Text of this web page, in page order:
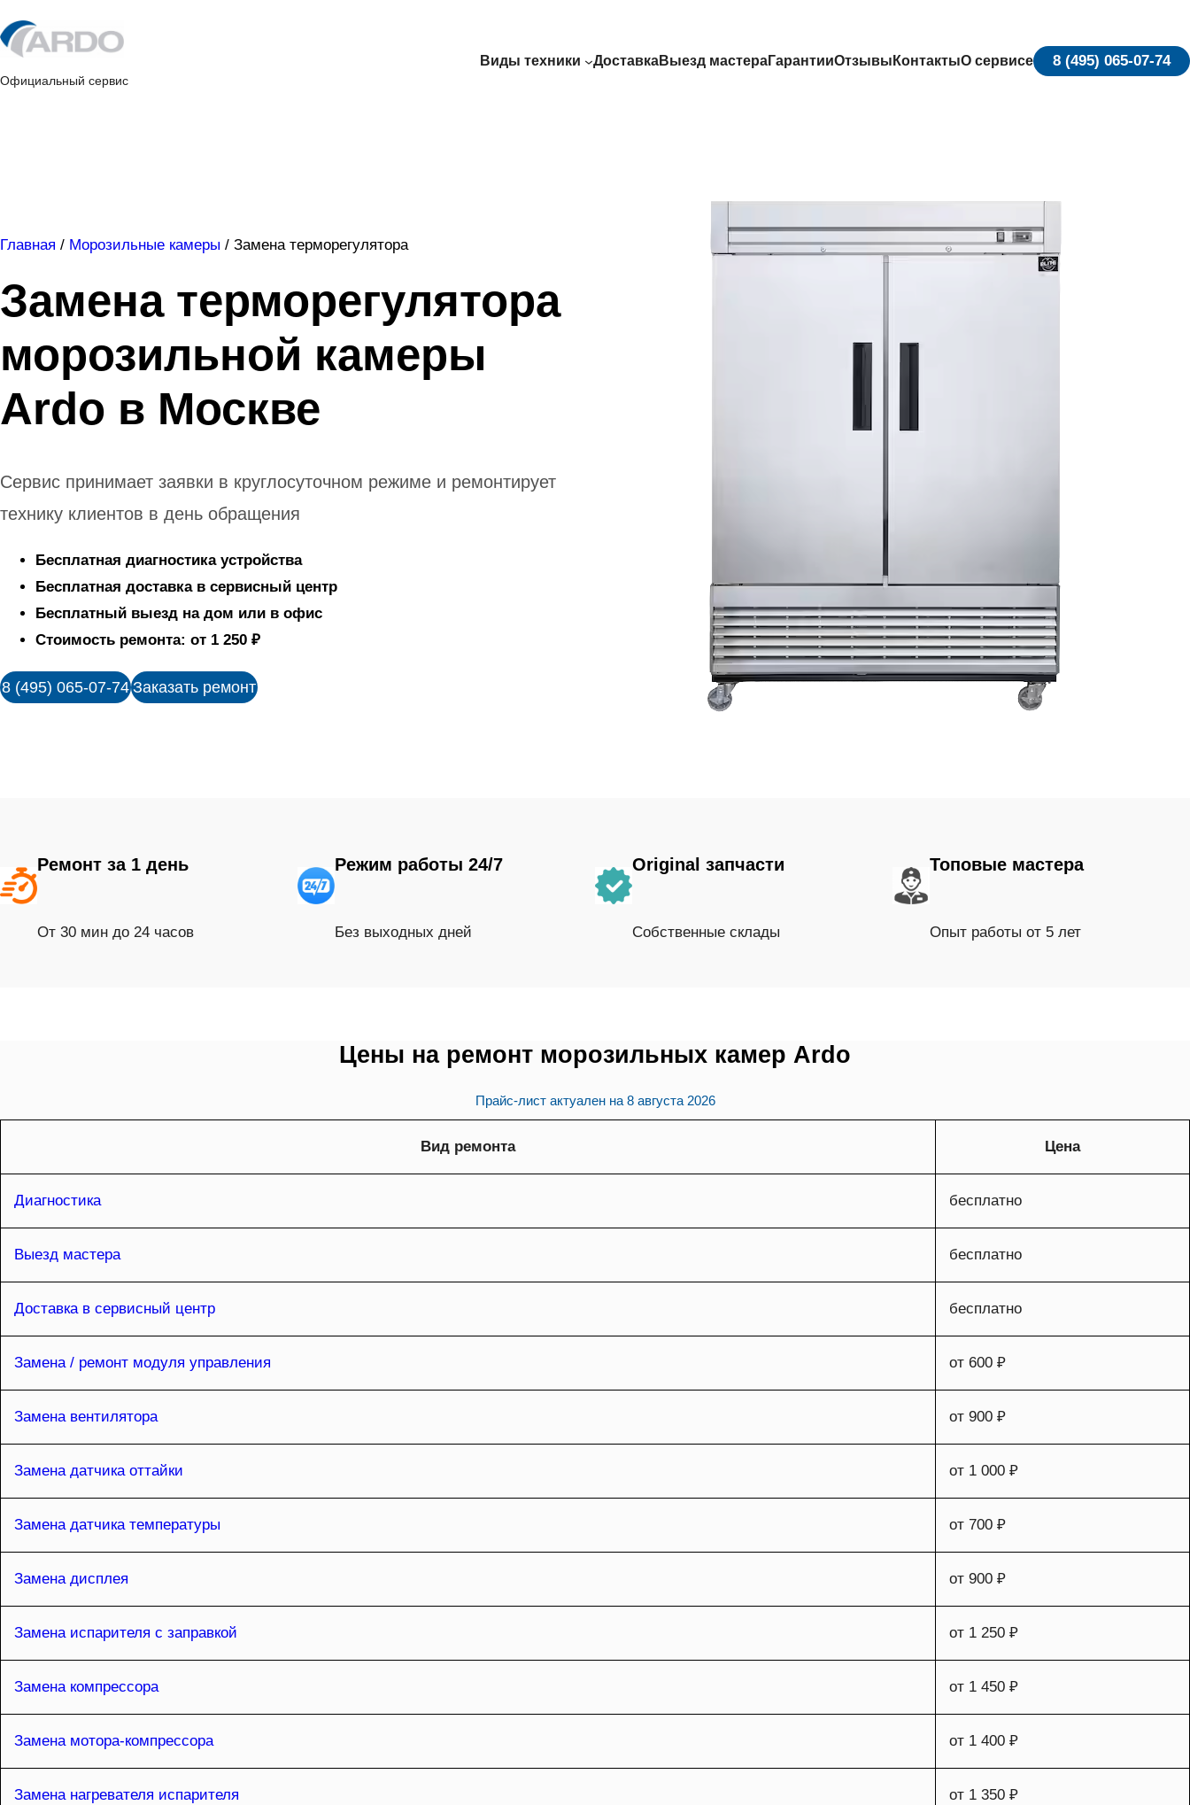
to
Официальный сервис
Виды техники ДоставкаВыезд мастераГарантииОтзывы КонтактыО сервисе 8 (495) 065-07-74
Главная / Морозильные камеры / Замена терморегулятора
Замена терморегулятора
морозильной камеры
Ardo в Москве
Сервис принимает заявки в круглосуточном режиме и ремонтирует
технику клиентов в день обращения
Бесплатная диагностика устройства
Бесплатная доставка в сервисный центр
Бесплатный выезд на дом или в офис
Стоимость ремонта: от 1 250 ₽
8 (495) 065-07-74 Заказать ремонт
Ремонт за 1 день
От 30 мин до 24 часов
Режим работы 24/7
Без выходных дней
Original запчасти
Собственные склады
Топовые мастера
Опыт работы от 5 лет
Цены на ремонт морозильных камер Ardo
Прайс-лист актуален на 8 августа 2026
Вид ремонта Цена
Диагностика бесплатно
Выезд мастера бесплатно
Доставка в сервисный центр бесплатно
Замена / ремонт модуля управления от 600 ₽
Замена вентилятора от 900 ₽
Замена датчика оттайки от 1 000 ₽
Замена датчика температуры от 700 ₽
Замена дисплея от 900 ₽
Замена испарителя с заправкой от 1 250 ₽
Замена компрессора от 1 450 ₽
Замена мотора-компрессора от 1 400 ₽
Замена нагревателя испарителя от 1 350 ₽